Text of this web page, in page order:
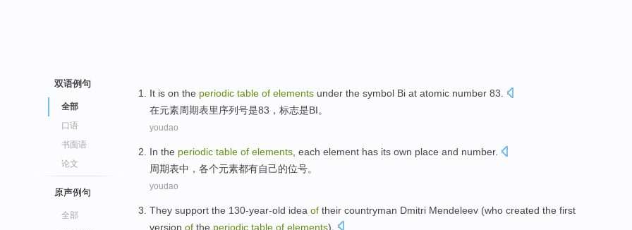
双语例句
全部
口语
书面语
论文
原声例句
全部
It is on the periodic table of elements under the symbol Bi at atomic number 83.
在元素周期表里序列号是83， 标志是BI。
youdao
In the periodic table of elements each element has its own place and number.
周期表中， 各个元素都有自己的位号。
youdao
They support the 130-year-old idea of their countryman Dmitri Mendeleev (who created the first
version of the periodic table of elements).